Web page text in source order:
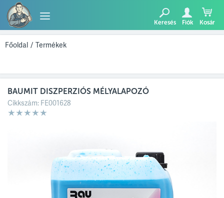
AJÁNLATUNK
Keresés Fiók Kosár
Főoldal / Termékek
BAUMIT DISZPERZIÓS MÉLYALAPOZÓ
Cikkszám: FE001628